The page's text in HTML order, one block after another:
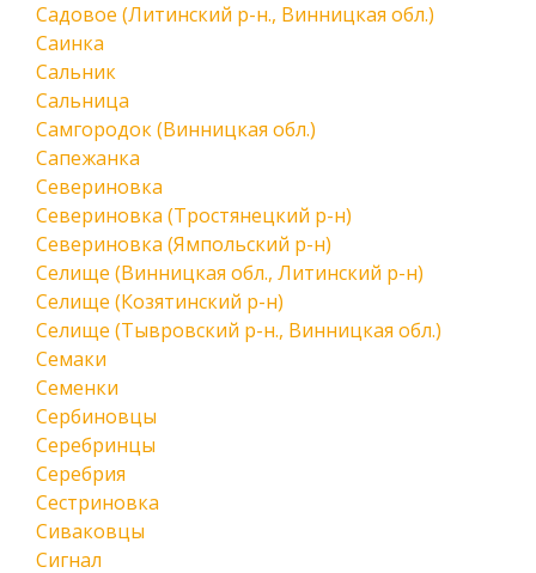
Садовое (Литинский р-н., Винницкая обл.)
Саинка
Сальник
Сальница
Самгородок (Винницкая обл.)
Сапежанка
Севериновка
Севериновка (Тростянецкий р-н)
Севериновка (Ямпольский р-н)
Селище (Винницкая обл., Литинский р-н)
Селище (Козятинский р-н)
Селище (Тывровский р-н., Винницкая обл.)
Семаки
Семенки
Сербиновцы
Серебринцы
Серебрия
Сестриновка
Сиваковцы
Сигнал